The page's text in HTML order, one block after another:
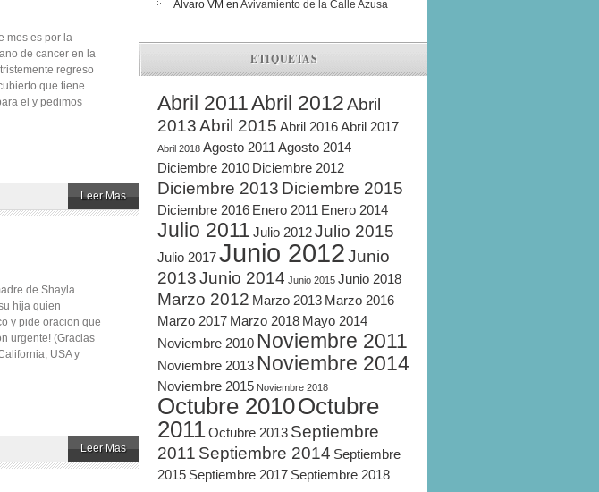
mes es por la
de cancer en la
regreso
que tiene
el y pedimos
Leer Mas
de Shayla
hija quien
y pide oracion que
urgente! (Gracias
USA y
Leer Mas
Alvaro VM en Avivamiento de la Calle Azusa
ETIQUETAS
Abril 2011Abril 2012Abril
2013Abril 2015 Abril 2016Abril 2017
Abril 2018 Agosto 2011 Agosto 2014
Diciembre 2010 Diciembre 2012
Diciembre 2013 Diciembre 2015
Diciembre 2016 Enero 2011 Enero 2014
Julio 2011 Julio 2012Julio 2015
Julio 2017Junio 2012Junio
2013Junio 2014 Junio 2015 Junio 2018
Marzo 2012 Marzo 2013 Marzo 2016
Marzo 2017 Marzo 2018 Mayo 2014
Noviembre 2010 Noviembre 2011
Noviembre 2013 Noviembre 2014
Noviembre 2015 Noviembre 2018
Octubre 2010Octubre
2011Octubre 2013 Septiembre
2011 Septiembre 2014 Septiembre
2015 Septiembre 2017 Septiembre 2018